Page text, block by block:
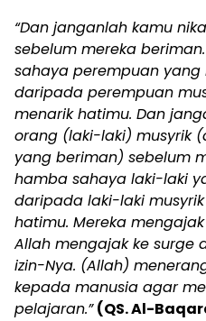
“Dan janganlah kamu
sebelum mereka
sahaya perempuan
daripada perempuan
menarik hatimu. Dan
orang (laki-laki) musyrik
yang beriman) sebelum
hamba sahaya laki-laki
daripada laki-laki
hatimu. Mereka
Allah mengajak ke surge
izin-Nya. (Allah)
kepada manusia agar
pelajaran.” (QS. Al-